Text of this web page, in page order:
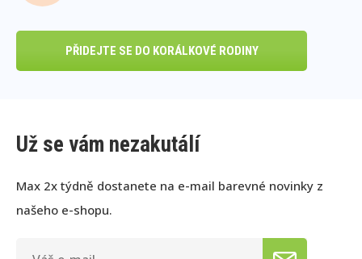
PŘIDEJTE SE DO KORÁLKOVÉ RODINY
Už se vám nezakutálí
Max 2x týdně dostanete na e-mail barevné novinky z
našeho e-shopu.